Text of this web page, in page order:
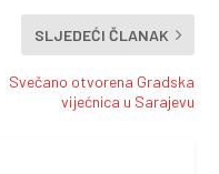
SLJEDEĆI ČLANAK
Svečano otvorena Gradska
vijećnica u Sarajevu